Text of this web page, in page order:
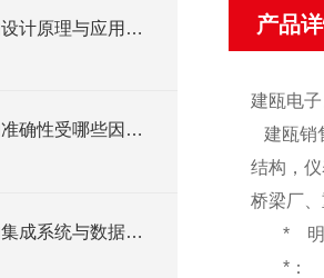
3吨电子吊秤的设计原理与应用分析
3吨电子吊秤的准确性受哪些因素影响？
3吨电子吊秤的集成系统与数据分析
产品
建瓯电
建瓯销
结构，
桥梁厂
*
*：